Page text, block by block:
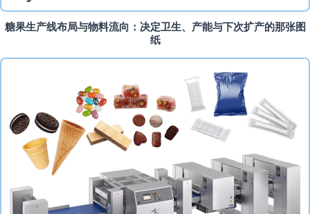
糖果生产线布局与物料流向：决定卫生、产能与下次扩产的那张图
纸